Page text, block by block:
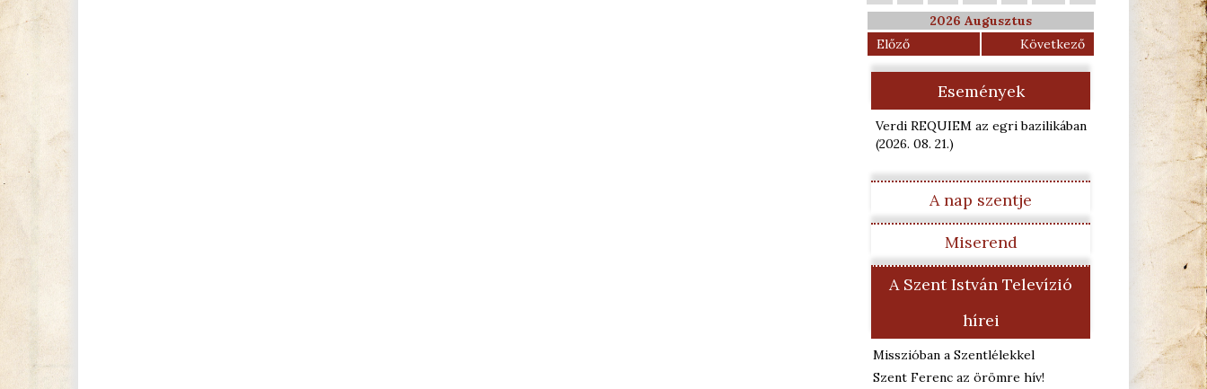
2026 Augusztus
Előző
Következő
Események
Verdi REQUIEM az egri bazilikában
(2026. 08. 21.)
A nap szentje
Miserend
A Szent István Televízió
hírei
Misszióban a Szentlélekkel
Szent Ferenc az örömre hív!